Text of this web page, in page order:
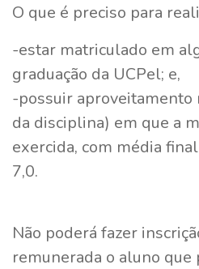
O que é preciso para
-estar matriculado em
graduação da UCPel; e,
-possuir aproveitamento
da disciplina) em que a
exercida, com média
7,0.
Não poderá fazer
remunerada o aluno que